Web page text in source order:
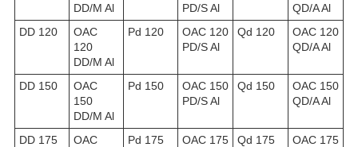
DD/M Al
PD/S Al
QD/A Al
DD 120
OAC
120
DD/M Al
Pd 120
OAC 120
PD/S Al
Qd 120
OAC 120
QD/A Al
DD 150
OAC
150
DD/M Al
Pd 150
OAC 150
PD/S Al
Qd 150
OAC 150
QD/A Al
DD 175
OAC
Pd 175
OAC 175
Qd 175
OAC 175